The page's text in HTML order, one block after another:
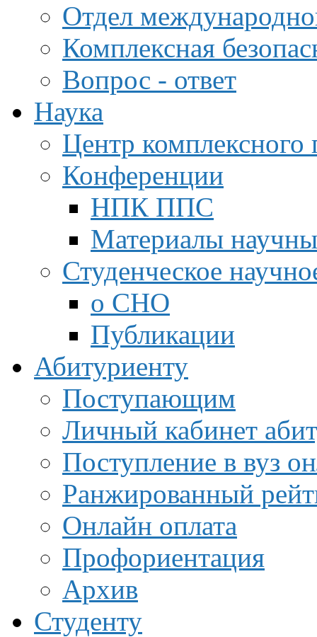
Отдел
Комплексная
Вопрос - ответ
Наука
Центр
Конференции
НПК ППС
Материалы
Студенческое
о СНО
Публикации
Абитуриенту
Поступающим
Личный кабинет
Поступление в вуз
Ранжированный
Онлайн оплата
Профориентация
Архив
Студенту